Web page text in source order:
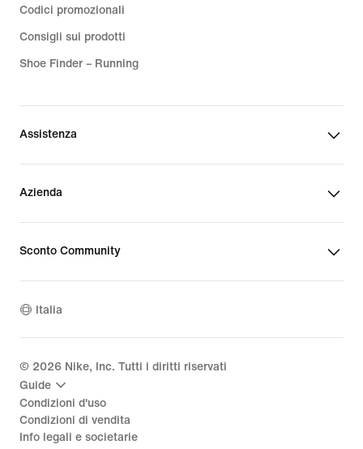
Codici promozionali
Consigli sui prodotti
Shoe Finder – Running
Assistenza
Azienda
Sconto Community
Italia
© 2026 Nike, Inc. Tutti i diritti riservati
Guide
Condizioni d'uso
Condizioni di vendita
Info legali e societarie